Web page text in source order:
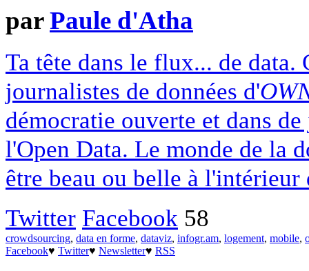
parPaule d'Atha
Ta tête dans le flux... de data.
journalistes de données d'
démocratie ouverte et dans
l'Open Data. Le monde de la
être beau ou belle à l'intérieur
Twitter Facebook 58
crowdsourcing, data en forme, dataviz, infogr.am, logement, mobile,
Facebook♥ Twitter♥ Newsletter♥ RSS